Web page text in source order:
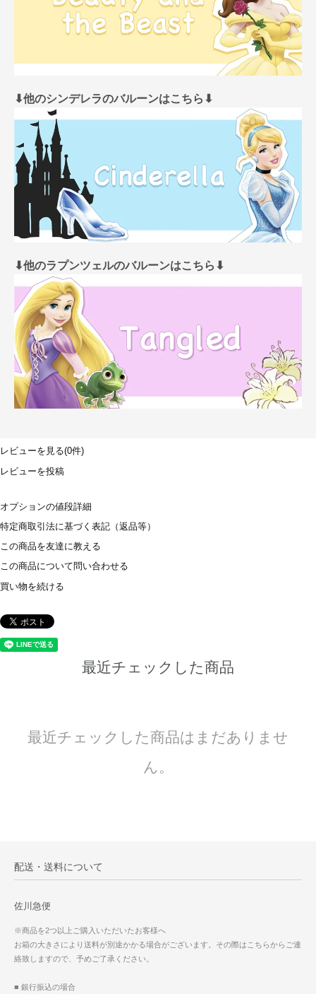
⬇︎他のシンデレラのバルーンはこちら⬇︎
⬇︎他のラプンツェルのバルーンはこちら⬇︎
レビューを見る(0件)
レビューを投稿
オプションの値段詳細
特定商取引法に基づく表記（返品等）
この商品を友達に教える
この商品について問い合わせる
買い物を続ける
最近チェックした商品
最近チェックした商品はまだありませ
ん。
配送・送料について
佐川急便
※商品を2つ以上ご購入いただいたお客様へ
お箱の大きさにより送料が別途かかる場合がございます。その際はこちらからご連
絡致しますので、予めご了承ください。
■ 銀行振込の場合